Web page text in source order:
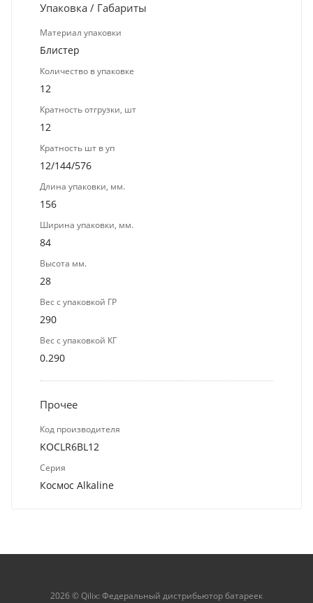
Упаковка / Габариты
Материал упаковки
Блистер
Количество в упаковке
12
Кратность отгрузки, шт
12
Кратность шт в уп
12/144/576
Длина упаковки, мм.
156
Ширина упаковки, мм.
84
Высота мм.
28
Вес с упаковкой ГР
290
Вес с упаковкой КГ
0.290
Прочее
Код производителя
KOCLR6BL12
Серия
Космос Alkaline
2026 © Qilix: Федеральный дистрибьютор батареек